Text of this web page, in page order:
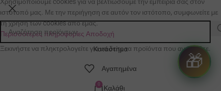
Ξεκινήστε να πληκτρολογείτε για να δείτε τα προϊόντα που αναζητάτε.
ιστότοπό μας. Με την περιήγηση σε αυτόν τον ιστότοπο, συμφωνείτε με
τη χρήση των cookies από εμάς.
Περισσότερες πληροφορίες Αποδοχή
Κατάστημα
Αγαπημένα
0 Καλάθι
🎁